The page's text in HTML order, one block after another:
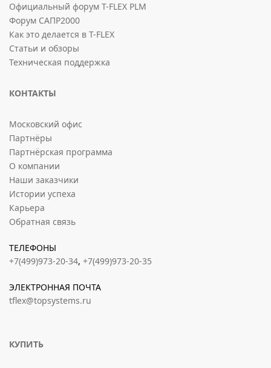
Официальный форум T-FLEX PLM
Форум САПР2000
Как это делается в T-FLEX
Статьи и обзоры
Техническая поддержка
КОНТАКТЫ
Московский офис
Партнёры
Партнёрская программа
О компании
Наши заказчики
Истории успеха
Карьера
Обратная связь
ТЕЛЕФОНЫ
+7(499)973-20-34, +7(499)973-20-35
ЭЛЕКТРОННАЯ ПОЧТА
tflex@topsystems.ru
КУПИТЬ